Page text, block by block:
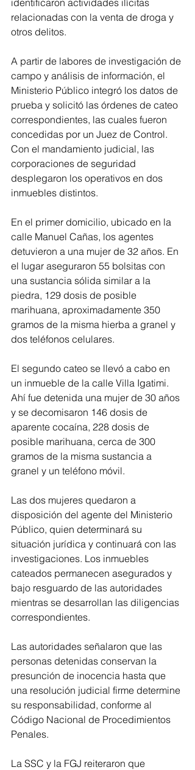
relacionadas con la venta de droga y
otros delitos.
A partir de labores de investigación de
campo y análisis de información, el
Ministerio Público integró los datos de
prueba y solicitó las órdenes de cateo
correspondientes, las cuales fueron
concedidas por un Juez de Control.
Con el mandamiento judicial, las
corporaciones de seguridad
desplegaron los operativos en dos
inmuebles distintos.
En el primer domicilio, ubicado en la
calle Manuel Cañas, los agentes
detuvieron a una mujer de 32 años. En
el lugar aseguraron 55 bolsitas con
una sustancia sólida similar a la
piedra, 129 dosis de posible
marihuana, aproximadamente 350
gramos de la misma hierba a granel y
dos teléfonos celulares.
El segundo cateo se llevó a cabo en
un inmueble de la calle Villa Igatimi.
Ahí fue detenida una mujer de 30 años
y se decomisaron 146 dosis de
aparente cocaína, 228 dosis de
posible marihuana, cerca de 300
gramos de la misma sustancia a
granel y un teléfono móvil.
Las dos mujeres quedaron a
disposición del agente del Ministerio
Público, quien determinará su
situación jurídica y continuará con las
investigaciones. Los inmuebles
cateados permanecen asegurados y
bajo resguardo de las autoridades
mientras se desarrollan las diligencias
correspondientes.
Las autoridades señalaron que las
personas detenidas conservan la
presunción de inocencia hasta que
una resolución judicial firme determine
su responsabilidad, conforme al
Código Nacional de Procedimientos
Penales.
La SSC y la FGJ reiteraron que